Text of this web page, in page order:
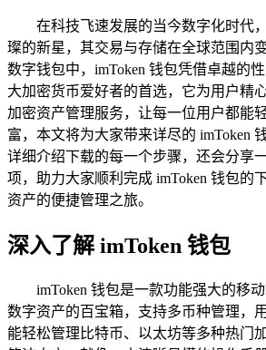
在科技飞速发展的当今数字化时代
璨的新星，其交易与存储在全球范围内
数字钱包中，imToken 钱包凭借卓越的
大加密货币爱好者的首选，它为用户精
加密资产管理服务，让每一位用户都能
富，本文将为大家带来详尽的 imToken
详细介绍下载的每一个步骤，还会分享
项，助力大家顺利完成 imToken 钱包的
资产的便捷管理之旅。
深入了解 imToken 钱包
imToken 钱包是一款功能强大的移
数字资产的百宝箱，支持多币种管理，
能轻松管理比特币、以太坊等多种热门